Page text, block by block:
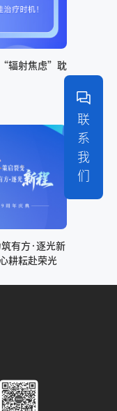
“辐射焦虑”耽
有方·逐光新
耕耘赴荣光
联
系
我
们